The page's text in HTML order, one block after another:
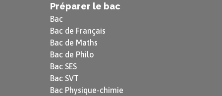
Préparer le bac
Bac
Bac de Français
Bac de Maths
Bac de Philo
Bac SES
Bac SVT
Bac Physique-chimie